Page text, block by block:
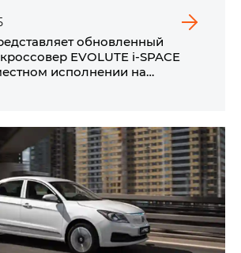
обновленный
EVOLUTE i‑SPACE
исполнении на